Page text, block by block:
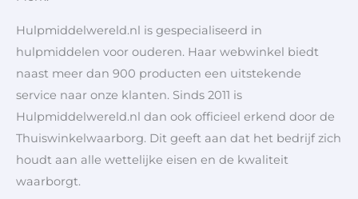
Hulpmiddelwereld.nl is gespecialiseerd in
hulpmiddelen voor ouderen. Haar webwinkel biedt
naast meer dan 900 producten een uitstekende
service naar onze klanten. Sinds 2011 is
Hulpmiddelwereld.nl dan ook officieel erkend door de
Thuiswinkelwaarborg. Dit geeft aan dat het bedrijf zich
houdt aan alle wettelijke eisen en de kwaliteit
waarborgt.